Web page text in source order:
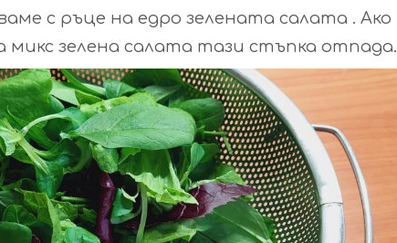
с ръце на едро зелената салата . Ако
микс зелена салата тази стъпка отпада.